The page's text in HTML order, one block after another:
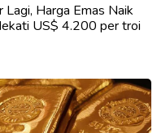
Lagi, Harga Emas Naik
US$ 4.200 per troi